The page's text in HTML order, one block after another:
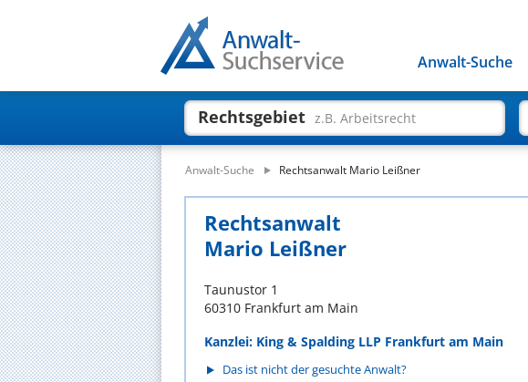
Anwalt-Suche
Rechtsgebiet z.B. Arbeitsrecht
Anwalt-Suche Rechtsanwalt Mario Leißner
Rechtsanwalt
Mario Leißner
Taunustor 1
60310 Frankfurt am Main
Kanzlei: King & Spalding LLP Frankfurt am Main
Das ist nicht der gesuchte Anwalt?